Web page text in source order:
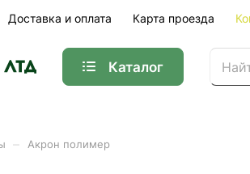
Доставка и оплата Карта проезда
Каталог
Акрон полимер